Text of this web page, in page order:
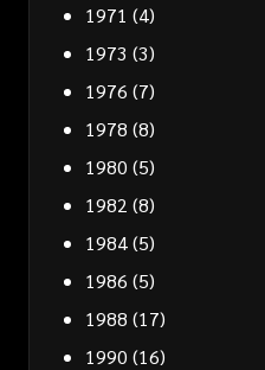
1971 (4)
1973 (3)
1976 (7)
1978 (8)
1980 (5)
1982 (8)
1984(5)
1986 (5)
1988 (17)
1990 (16)